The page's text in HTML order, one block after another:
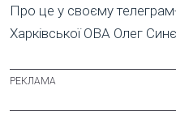
Про це у своєму
Харківської ОВА Олег